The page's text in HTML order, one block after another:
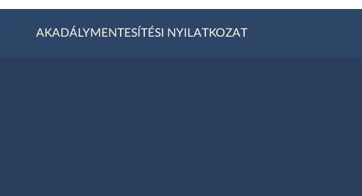
AKADÁLYMENTESÍTÉSI NYILATKOZAT